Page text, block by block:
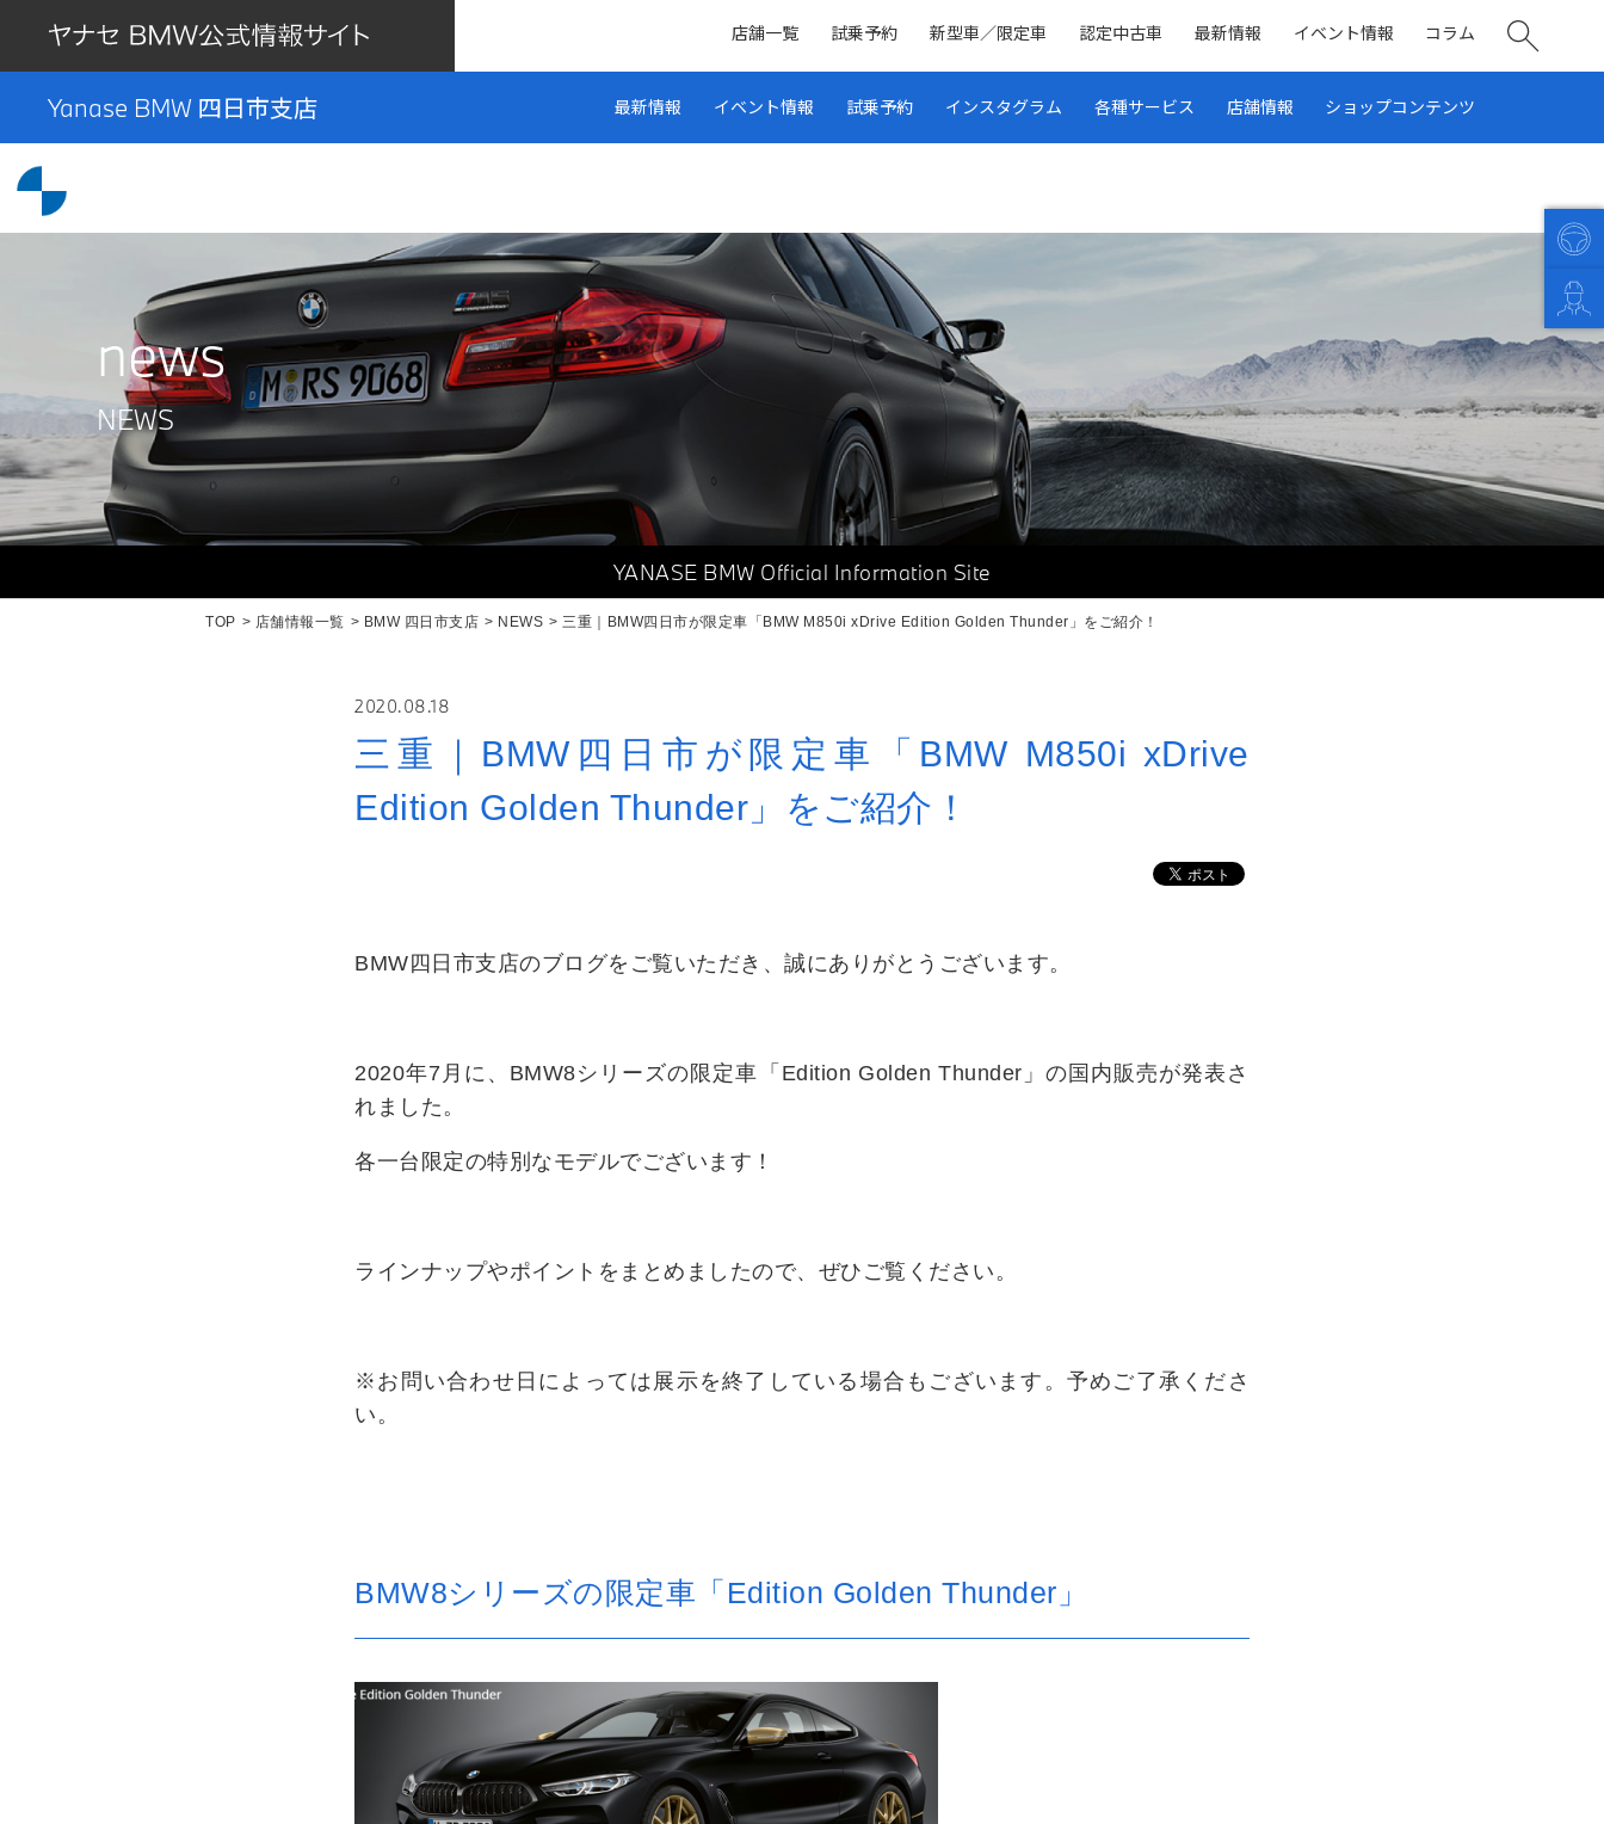
店舗一覧 試乗予約 新型車／限定車 認定中古車 最新情報 イベント情報 コラム
Yanase BMW 四日市支店 最新情報 イベント情報 試乗予約 インスタグラム 各種サービス 店舗情報 ショップコンテンツ
news
NEWS
YANASE BMW Official Information Site
TOP 店舗情報一覧 BMW 四日市支店 NEWS 三重｜BMW四日市が限定車「BMW M850i xDrive Edition Golden Thunder」をご紹介！
2020.08.18
三重｜BMW四日市が限定車「BMW M850i xDrive
Edition Golden Thunder」をご紹介！
BMW四日市支店のブログをご覧いただき、誠にありがとうございます。
2020年7月に、BMW8シリーズの限定車「Edition Golden Thunder」の国内販売が発表さ
れました。
各一台限定の特別なモデルでございます！
ラインナップやポイントをまとめましたので、ぜひご覧ください。
※お問い合わせ日によっては展示を終了している場合もございます。予めご了承くださ
い。
BMW8シリーズの限定車「Edition Golden Thunder」